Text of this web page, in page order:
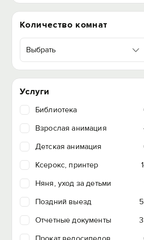
Количество комнат
Выбрать
Услуги
Библиотека
Взрослая анимация
Детская анимация
Ксерокс, принтер
Няня, уход за детьми
Поздний выезд
Отчетные документы